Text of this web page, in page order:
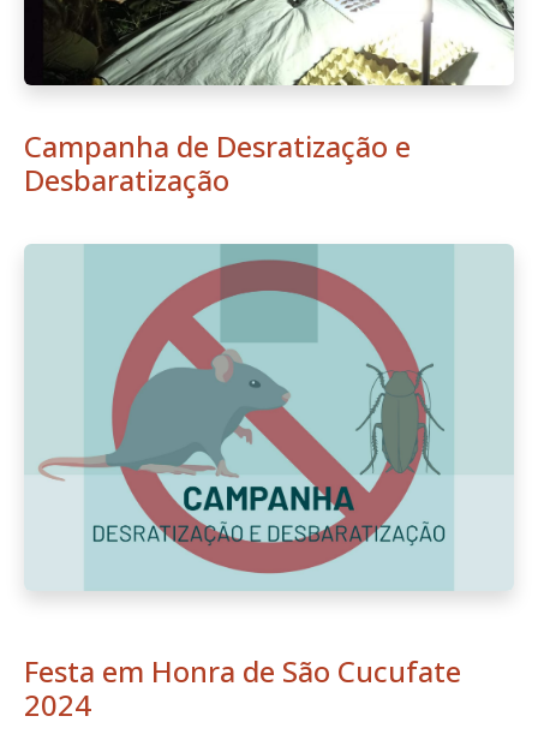
Campanha de Desratização e
Desbaratização
Festa em Honra de São Cucufate
2024